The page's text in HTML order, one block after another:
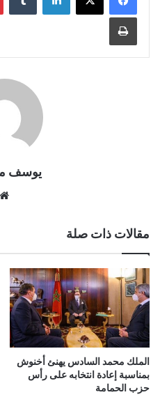
طباعة
يوسف
مقالات ذات صلة
الملك محمد السادس يهنئ أخنوش
بمناسبة إعادة انتخابه على رأس
حزب الحمامة